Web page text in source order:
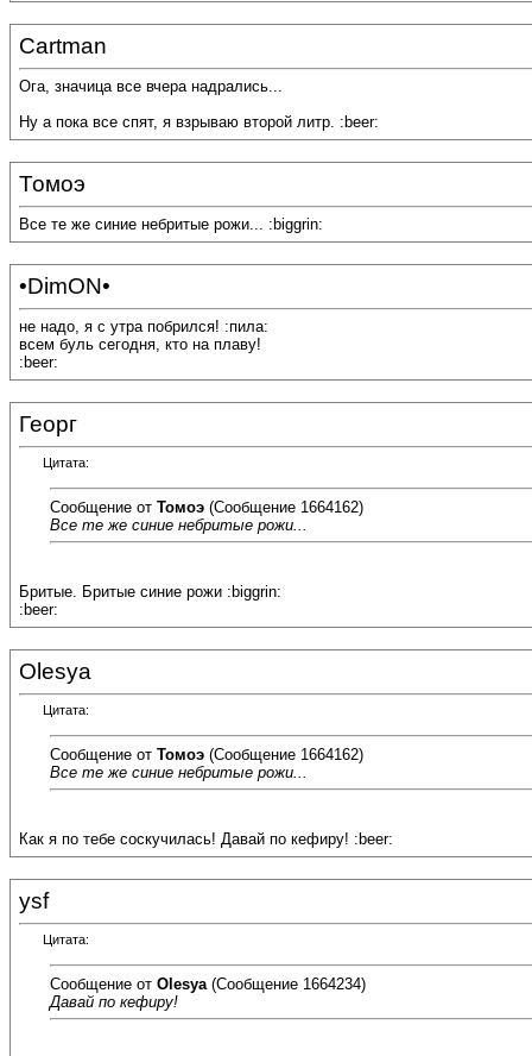
Cartman
Ога, значица все вчера надрались...
Ну а пока все спят, я взрываю второй литр. :beer:
Томоэ
Все те же синие небритые рожи... :biggrin:
•DimON•
не надо, я с утра побрился! :пила:
всем буль сегодня, кто на плаву!
:beer:
Георг
Цитата:
Сообщение от Томоэ (Сообщение 1664162)
Все те же синие небритые рожи...
Бритые. Бритые синие рожи :biggrin:
:beer:
Olesya
Цитата:
Сообщение от Томоэ (Сообщение 1664162)
Все те же синие небритые рожи...
Как я по тебе соскучилась! Давай по кефиру! :beer:
ysf
Цитата:
Сообщение от Olesya (Сообщение 1664234)
Давай по кефиру!